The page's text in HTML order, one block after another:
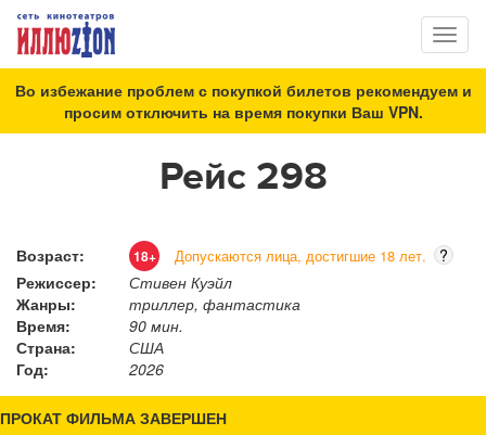
Во избежание проблем с покупкой билетов рекомендуем и
просим отключить на время покупки Ваш VPN.
Рейс 298
Возраст: 18+ Допускаются лица, достигшие 18 лет.
?
Режиссер:
Стивен Куэйл
Жанры:
триллер, фантастика
Время:
90 мин.
Страна:
США
Год:
2026
ПРОКАТ ФИЛЬМА ЗАВЕРШЕН